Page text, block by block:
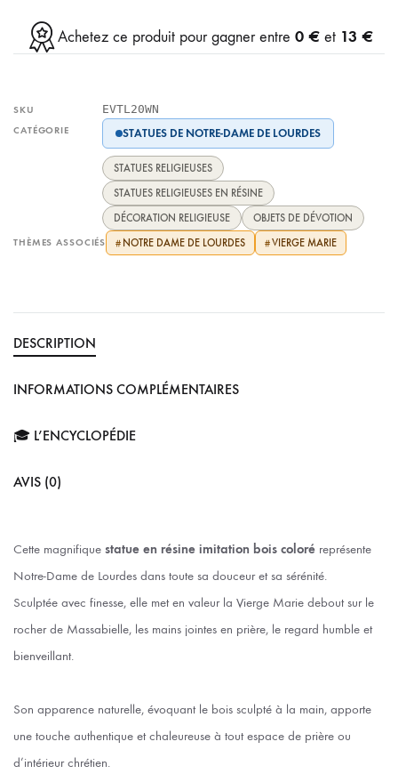
Achetez ce produit pour gagner entre 0 €et 13 €
SKU EVTL20WN
CATÉGORIE STATUES DE NOTRE-DAME DE LOURDES
STATUES RELIGIEUSES
STATUES RELIGIEUSES EN RÉSINE
DÉCORATION RELIGIEUSE
OBJETS DE DÉVOTION
THÈMES ASSOCIÉS # NOTRE DAME DE LOURDES #VIERGE MARIE
DESCRIPTION
INFORMATIONS COMPLÉMENTAIRES
🎓 L’ENCYCLOPÉDIE
AVIS (0)
Cette magnifique statue en résine imitation bois coloré représente
Notre-Dame de Lourdes dans toute sa douceur et sa sérénité.
Sculptée avec finesse, elle met en valeur la Vierge Marie debout sur le
rocher de Massabielle, les mains jointes en prière, le regard humble et
bienveillant.
Son apparence naturelle, évoquant le bois sculpté à la main, apporte
une touche authentique et chaleureuse à tout espace de prière ou
d’intérieur chrétien.